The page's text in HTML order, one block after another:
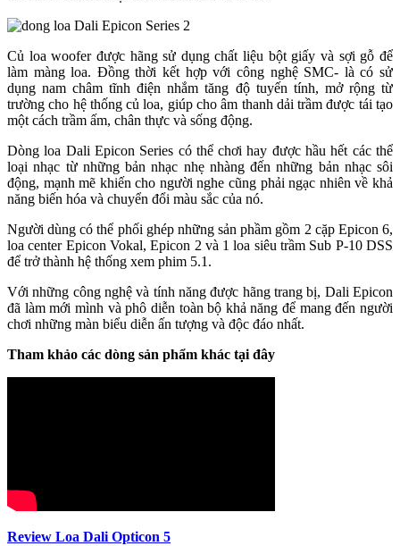
Củ loa woofer được hãng sử dụng chất liệu bột giấy và sợi gỗ để
làm màng loa. Đồng thời kết hợp với công nghệ SMC- là có sử
dụng nam châm tĩnh điện nhắm tăng độ tuyến tính, mở rộng từ
trường cho hệ thống củ loa, giúp cho âm thanh dải trầm được tái tạo
một cách trầm ấm, chân thực và sống động.
Dòng loa Dali Epicon Series có thể chơi hay được hầu hết các thể
loại nhạc từ những bản nhạc nhẹ nhàng đến những bản nhạc sôi
động, mạnh mẽ khiến cho người nghe cũng phải ngạc nhiên về khả
năng biến hóa và chuyển đổi màu sắc của nó.
Người dùng có thể phối ghép những sản phầm gồm 2 cặp Epicon 6,
loa center Epicon Vokal, Epicon 2 và 1 loa siêu trầm Sub P-10 DSS
để trở thành hệ thống xem phim 5.1.
Với những công nghệ và tính năng được hãng trang bị, Dali Epicon
đã làm mới mình và phô diễn toàn bộ khả năng để mang đến người
chơi những màn biểu diễn ấn tượng và độc đáo nhất.
Tham khảo các dòng sản phẩm khác tại đây
Review Loa Dali Opticon 5